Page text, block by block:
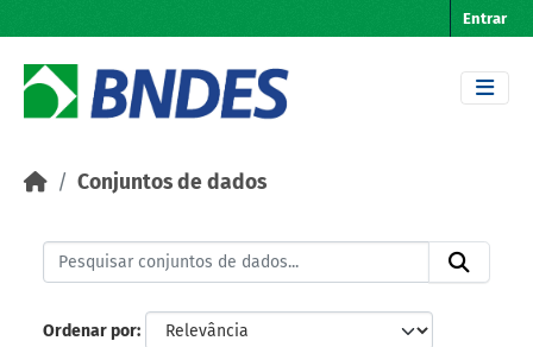
Entrar
Conjuntos de dados
Ordenar por